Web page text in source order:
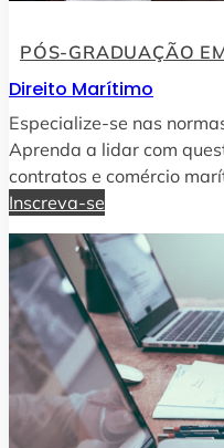
PÓS-GRADUAÇÃO
Direito Marítimo
Especialize-se nas
Aprenda a lidar com
contratos e comércio
Inscreva-se